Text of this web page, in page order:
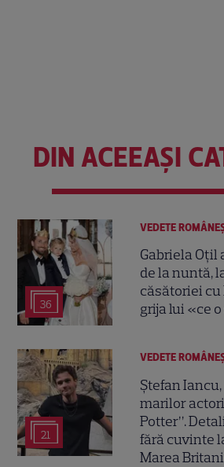
DIN ACEEAȘI
36
VEDETE
Gabriela
de la nuntă,
căsătoriei cu
grija lui «ce
21
VEDETE
Ștefan
marilor
Potter”.
fără cuvinte
Marea